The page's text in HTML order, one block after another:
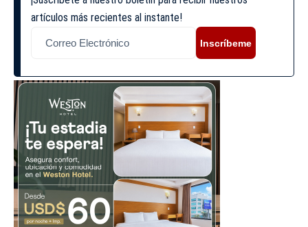
artículos más recientes al instante!
Inscríbeme